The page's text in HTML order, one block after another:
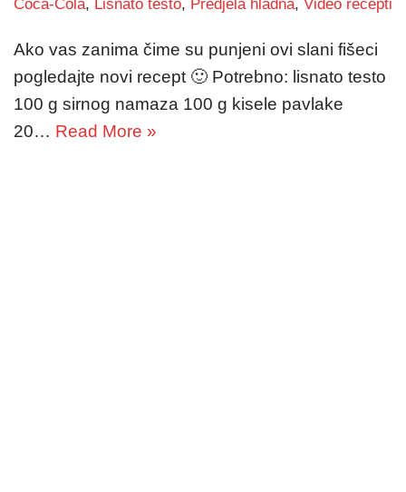
Coca-Cola, Lisnato testo, Predjela hladna, Video recepti
Ako vas zanima čime su punjeni ovi slani fišeci
pogledajte novi recept 🙂 Potrebno: lisnato testo
100 g sirnog namaza 100 g kisele pavlake
20… Read More »